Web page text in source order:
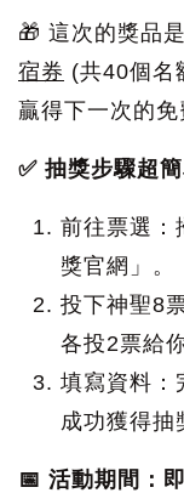
🎁 這次的獎品
宿券 (共40個名
贏得下一次的免
✅ 抽獎步驟超簡
前往票選：
獎官網」。
投下神聖8
各投2票給
填寫資料：
成功獲得抽
📅 活動期間：